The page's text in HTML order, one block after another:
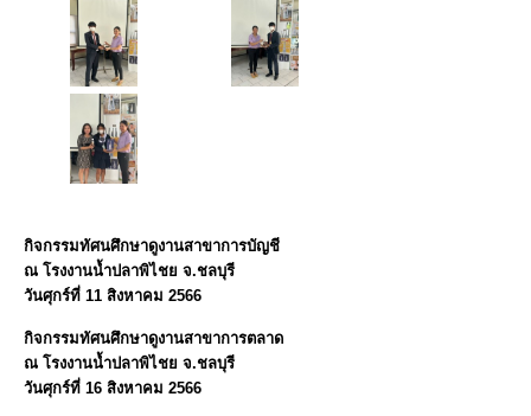
กิจกรรมทัศนศึกษาดูงานสาขาการบัญชี
ณ โรงงานน้ำปลาพิไชย จ.ชลบุรี
วันศุกร์ที่ 11 สิงหาคม 2566
กิจกรรมทัศนศึกษาดูงานสาขาการตลาด
ณ โรงงานน้ำปลาพิไชย จ.ชลบุรี
วันศุกร์ที่ 16 สิงหาคม 2566